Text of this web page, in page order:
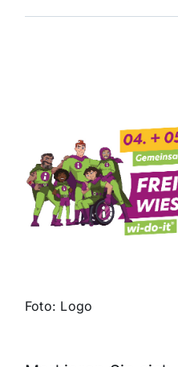
Verkehrsmeldungen
Themen und Termine
Gewinnspiele
Foto: Logo